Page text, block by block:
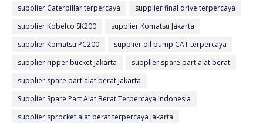
supplier Caterpillar terpercaya
supplier final drive terpercaya
supplier Kobelco SK200
supplier Komatsu Jakarta
supplier Komatsu PC200
supplier oil pump CAT terpercaya
supplier ripper bucket Jakarta
supplier spare part alat berat
supplier spare part alat berat jakarta
Supplier Spare Part Alat Berat Terpercaya Indonesia
supplier sprocket alat berat terpercaya jakarta